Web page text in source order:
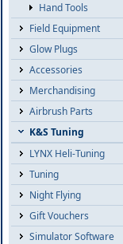
Hand Tools
Field Equipment
Glow Plugs
Accessories
Merchandising
Airbrush Parts
K&S Tuning
LYNX Heli-Tuning
Tuning
Night Flying
Gift Vouchers
Simulator Software